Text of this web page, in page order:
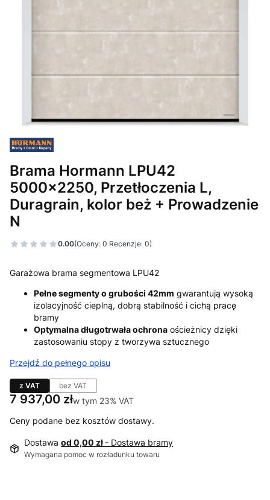
Brama Hormann LPU42
5000x2250, Przetłoczenia L,
Duragrain, kolor beż + Prowadzenie
N
0.00(Oceny: 0 Recenzje: 0)
Garażowa brama segmentowa LPU42
Pełne segmenty o grubości 42mm gwarantują wysoką
izolacyjność cieplną, dobrą stabilność i cichą pracę
bramy
Optymalna długotrwała ochrona ościeżnicy dzięki
zastosowaniu stopy z tworzywa sztucznego
Przejdź do pełnego opisu
z VAT bez VAT
Cena
7 937,00 złw tym 23% VAT
w tym 23% VAT
Ceny podane bez kosztów dostawy.
Dostawa od 0,00 zł - Dostawa bramy
Wymagana pomoc w rozładunku towaru